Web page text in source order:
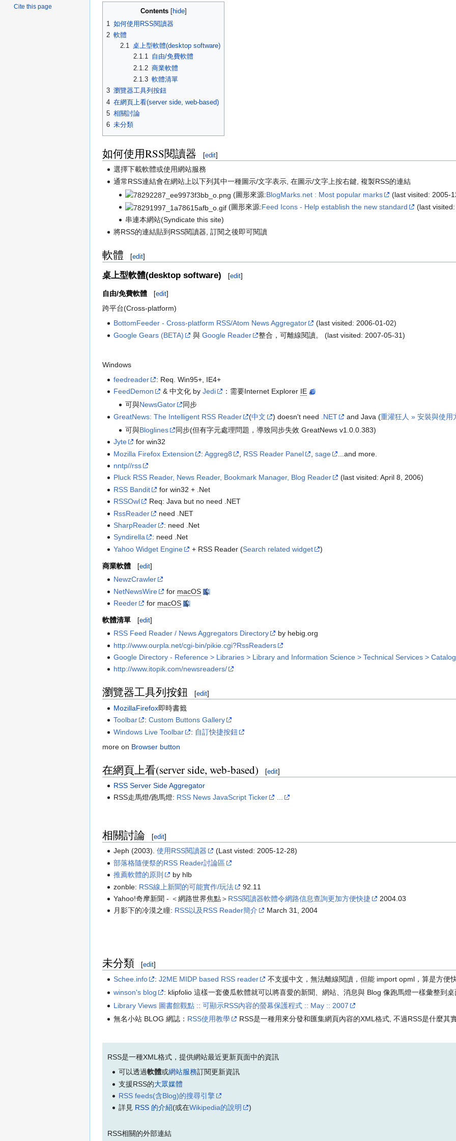
navigation
search
Contents
1
如何使用RSS閱讀器
2 軟體
2.1 桌上型軟體(desktop software)
2.1.1 自由/免費軟體
2.1.2 商業軟體
2.1.3 軟體清單
3 瀏覽器工具列按鈕
4 在網頁上看(server side, web-based)
5 相關討論
6 未分類
如何使用RSS閱讀器 [edit]
選擇下載軟體或使用網站服務
通常RSS連結會在網站上以下列其中一種圖示/文字表示, 在圖示/文字上按右鍵, 複製RSS的連結
(圖形來源:BlogMarks.net : Most popular marks
(last visited: 2005-
(圖形來源:Feed Icons - Help establish the new standard
(last
串連本網站(Syndicate this site)
將RSS的連結貼到RSS閱讀器, 訂閱之後即可閱讀
軟體 [edit]
桌上型軟體(desktop software) [edit]
自由/免費軟體 [edit]
跨平台(Cross-platform)
BottomFeeder - Cross-platform RSS/Atom News Aggregator
(last visited: 2006-01-02)
Google Gears (BETA)
與Google Reader 整合，可離線閱讀。 (last visited: 2007-05-31)
Windows
feedreader
: Req. Win95+, IE4+
FeedDemon
& 中文化 byJedi ：需要Internet Explorer IE
可與NewsGator
同步
GreatNews: The Intelligent RSS Reader
(中文 ) doesn't need .NET and Java (重灌狂人 » 安裝與使用
可與Bloglines
同步(但有字元處理問題，導致同步失效 GreatNews v1.0.0.383)
Jyte
for win32
Mozilla Firefox Extension
:Aggreg8 RSS Reader Panel ,sage
...and more.
nntp//rss
Pluck RSS Reader, News Reader, Bookmark Manager, Blog Reader
(last visited: April 8, 2006)
RSS Bandit
for win32 + .Net
RSSOwl
Req: Java but no need .NET
RssReader
need .NET
SharpReader
: need .Net
Syndirella
: need .Net
Yahoo Widget Engine
+ RSS Reader (Search related widget )
商業軟體 [edit]
NewzCrawler
NetNewsWire
for macOS
Reeder
for macOS
軟體清單 [edit]
RSS Feed Reader / News Aggregators Directory
by hebig.org
http://www.ourpla.net/cgi-bin/pikie.cgi?RssReaders
Google Directory - Reference > Libraries > Library and Information Science > Technical Services >
http://www.itopik.com/newsreaders/
瀏覽器工具列按鈕 [edit]
MozillaFirefox即時書籤
Toolbar
:Custom Buttons Gallery
Windows Live Toolbar
: 自訂快捷按鈕
more on Browser button
在網頁上看(server side, web-based) [edit]
RSS Server Side Aggregator
RSS走馬燈/跑馬燈: RSS News JavaScript Ticker
相關討論 [edit]
Jeph (2003).使用RSS閱讀器
(Last visted: 2005-12-28)
部落格隨便祭的RSS Reader討論區
推薦軟體的原則
by hlb
zonble: RSS線上新聞的可能實作/玩法
92.11
Yahoo!奇摩新聞 - ＜網路世界焦點＞ RSS閱讀器軟體令網路信息查詢更加方便快捷
2004.03
月影下的冷漠之瞳: RSS以及RSS Reader簡介 March 31, 2004
未分類 [edit]
Schee.info :J2ME MIDP based RSS reader
不支援中文，無法離線閱讀，但能 import opml，算是方便
winson's blog
: klipfolio 這樣一套傻瓜軟體就可以將喜愛的新聞、網站、消息與 Blog 像跑馬燈一樣彙整到
Library Views 圖書館觀點 :: 可顯示RSS內容的螢幕保護程式 :: May :: 2007
無名小站 BLOG 網誌： RSS使用教學 RSS是一種用來分發和匯集網頁內容的XML格式, 不過RSS是什麼其
RSS是一種XML格式，提供網站最近更新頁面中的資訊
可以透過軟體或網站服務訂閱更新資訊
支援RSS的大眾媒體
RSS feeds(含Blog)的搜尋引擎
詳見 RSS 的介紹(或在Wikipedia的說明 )
RSS相關的外部連結
Cite this page